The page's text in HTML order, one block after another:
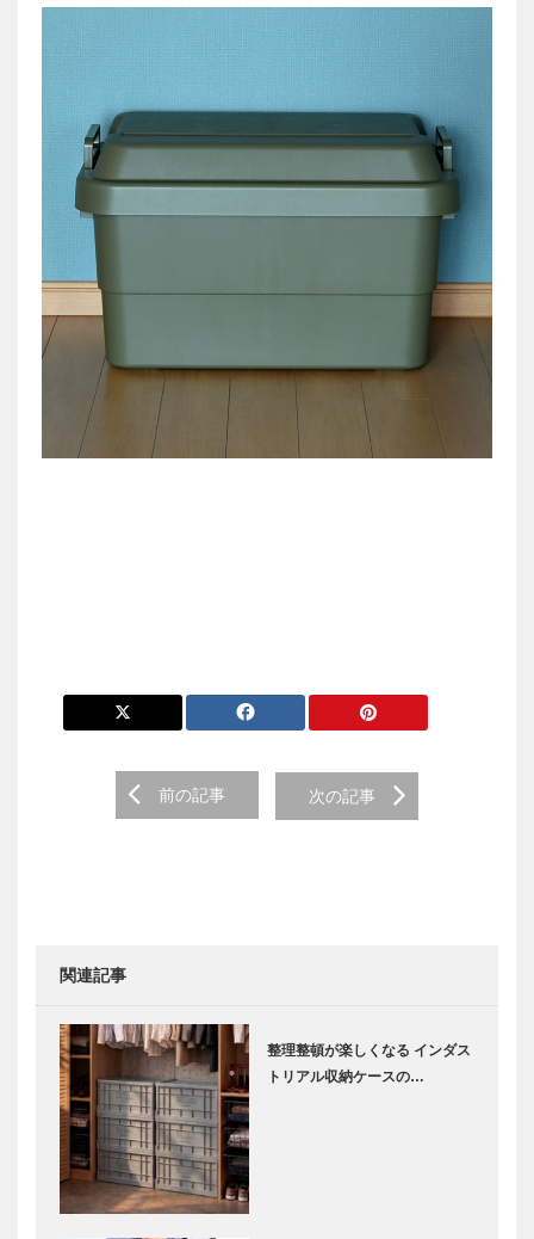
前の記事 次の記事
関連記事
整理整頓が楽しくなる インダス
トリアル収納ケースの…